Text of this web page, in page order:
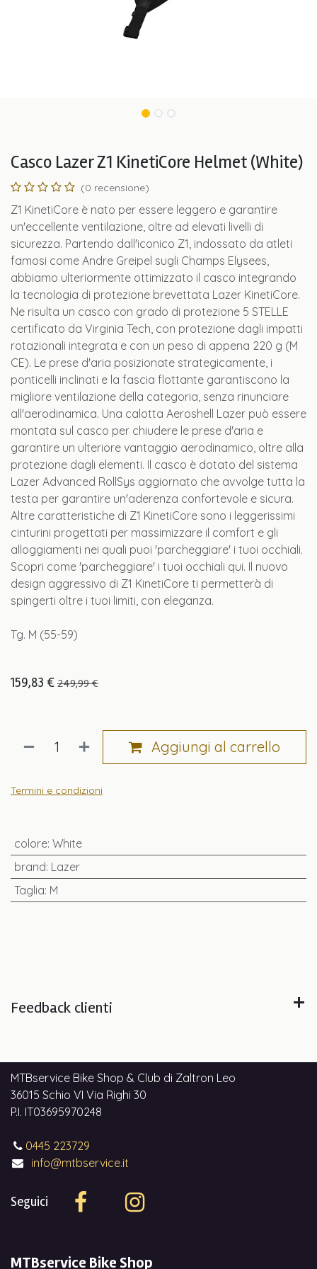
Casco Lazer Z1 KinetiCore Helmet (White)
(0 recensione)
Z1 KinetiCore è nato per essere leggero e garantire
un'eccellente ventilazione, oltre ad elevati livelli di
sicurezza. Partendo dall'iconico Z1, indossato da atleti
famosi come Andre Greipel sugli Champs Elysees,
abbiamo ulteriormente ottimizzato il casco integrando
la tecnologia di protezione brevettata Lazer KinetiCore.
Ne risulta un casco con grado di protezione 5 STELLE
certificato da Virginia Tech, con protezione dagli impatti
rotazionali integrata e con un peso di appena 220 g (M
CE). Le prese d'aria posizionate strategicamente, i
ponticelli inclinati e la fascia flottante garantiscono la
migliore ventilazione della categoria, senza rinunciare
all'aerodinamica. Una calotta Aeroshell Lazer può essere
montata sul casco per chiudere le prese d'aria e
garantire un ulteriore vantaggio aerodinamico, oltre alla
protezione dagli elementi. Il casco è dotato del sistema
Lazer Advanced RollSys aggiornato che avvolge tutta la
testa per garantire un'aderenza confortevole e sicura.
Altre caratteristiche di Z1 KinetiCore sono i leggerissimi
cinturini progettati per massimizzare il comfort e gli
alloggiamenti nei quali puoi 'parcheggiare' i tuoi occhiali.
Scopri come 'parcheggiare' i tuoi occhiali qui. Il nuovo
design aggressivo di Z1 KinetiCore ti permetterà di
spingerti oltre i tuoi limiti, con eleganza.
Tg. M (55-59)
159,83 € 249,99€
Aggiungi al carrello
Termini e condizioni
colore: White
brand: Lazer
Taglia: M
Feedback clienti
MTBservice Bike Shop & Club di Zaltron Leo
36015 Schio VI Via Righi 30
P.I. IT03695970248
0445 223729
info@mtbservice.it
Seguici
MTBservice Bike Shop